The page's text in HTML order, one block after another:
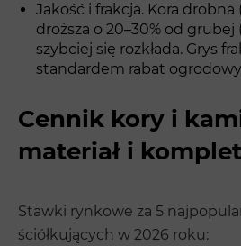
Jakość i frakcja. Kora drobna
droższa o 20–30% od grubej
szybciej się rozkłada. Grys
standardem rabat
Cennik kory i
materiał i
Stawki rynkowe za 5
ściółkujących w 2026 roku: